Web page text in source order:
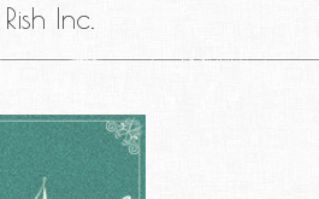
Rish Inc.